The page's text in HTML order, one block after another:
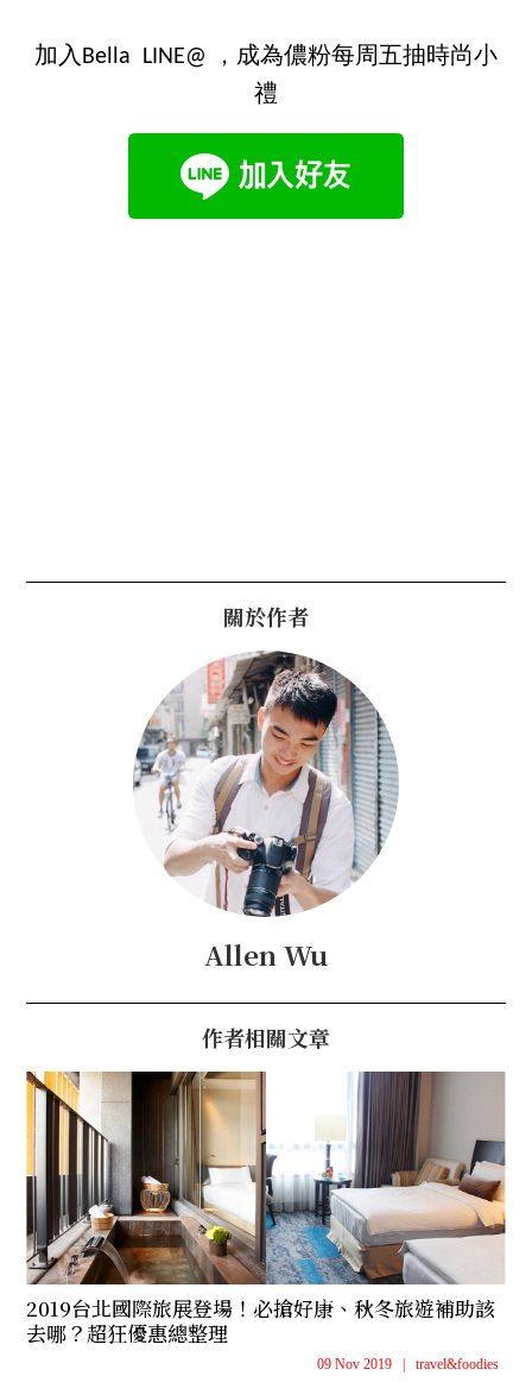
加入Bella LINE@ ，成為儂粉每周五抽時尚小
禮
關於作者
Allen Wu
作者相關文章
2019台北國際旅展登場！必搶好康、秋冬旅遊補助該
去哪？超狂優惠總整理
09 Nov 2019 | travel&foodies